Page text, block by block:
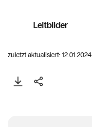
Leitbilder
zuletzt aktualisiert: 12.01.2024